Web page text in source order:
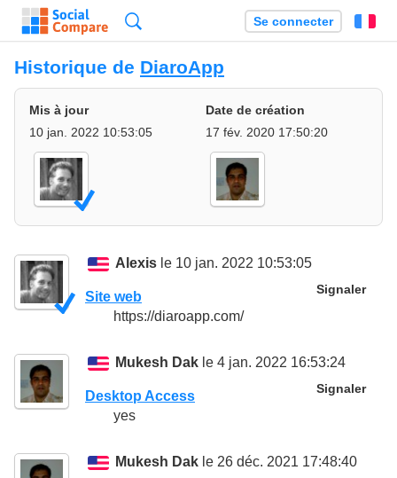
Se connecter
Historique de DiaroApp
Mis à jour
10 jan. 2022 10:53:05
Date de création
17 fév. 2020 17:50:20
Alexis le 10 jan. 2022 10:53:05
Signaler
Site web
https://diaroapp.com/
Mukesh Dak le 4 jan. 2022 16:53:24
Signaler
Desktop Access
yes
Mukesh Dak le 26 déc. 2021 17:48:40